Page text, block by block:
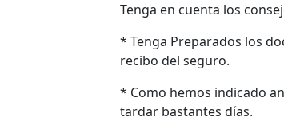
Tenga en cuenta los
* Tenga Preparados los
recibo del seguro.
* Como hemos indicado
tardar bastantes días.